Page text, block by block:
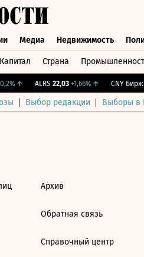
Медиа Недвижимость
Капитал Страна
↑ ALRS 22,03 +1,66%↑ CNY Бирж.
Выбор редакции Выборы в
Архив
Обратная связь
Справочный центр